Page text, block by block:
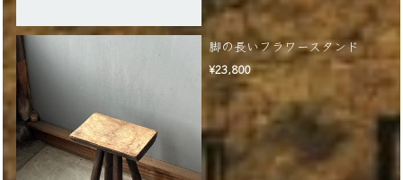
脚の長いフラワースタンド
¥23,800